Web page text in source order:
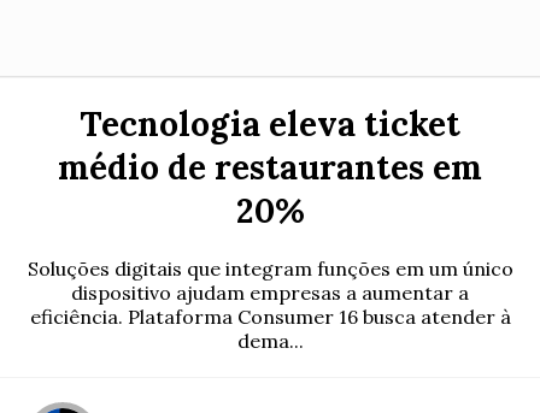
Tecnologia eleva ticket
médio de restaurantes em
20%
Soluções digitais que integram funções em um único
dispositivo ajudam empresas a aumentar a
eficiência. Plataforma Consumer 16 busca atender à
dema...